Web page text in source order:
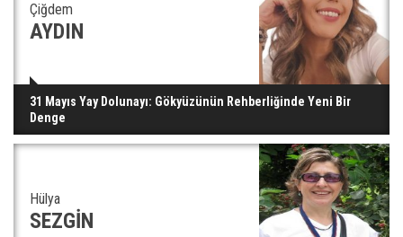
Çiğdem
AYDIN
31 Mayıs Yay Dolunayı: Gökyüzünün Rehberliğinde Yeni Bir
Denge
Hülya
SEZGİN